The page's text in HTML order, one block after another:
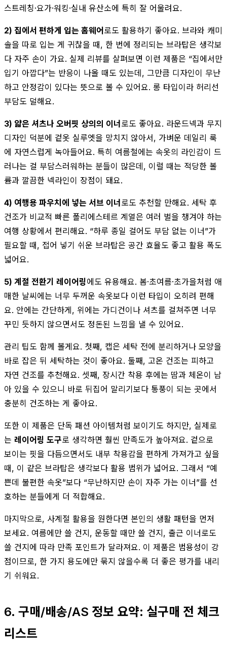
스트레칭·요가·워킹·실내 유산소에 특히 잘 어울려요.
2) 집에서 편하게 입는 홈웨어로도 활용하기 좋아요. 브라와 캐미
솔을 따로 입는 게 귀찮을 때, 한 번에 정리되는 브라탑은 생각보
다 자주 손이 가요. 실제 리뷰를 살펴보면 이런 제품은 “집에서만
입기 아깝다”는 반응이 나올 때도 있는데, 그만큼 디자인이 무난
하고 안정감이 있다는 뜻으로 볼 수 있어요. 롱 타입이라 허리선
부담도 덜해요.
3) 얇은 셔츠나 오버핏 상의의 이너로도 좋아요. 라운드넥과 무지
디자인 덕분에 겉옷 실루엣을 망치지 않아서, 가벼운 데일리 룩
에 자연스럽게 녹아들어요. 특히 여름철에는 속옷의 라인감이 드
러나는 걸 부담스러워하는 분들이 많은데, 이럴 때는 적당한 볼
륨과 깔끔한 넥라인이 장점이 돼요.
4) 여행용 파우치에 넣는 서브 이너로도 추천할 만해요. 세탁 후
건조가 비교적 빠른 폴리에스테르 계열은 여러 벌을 챙겨야 하는
여행 상황에서 편리해요. “하루 종일 걸어도 부담 없는 이너”가
필요할 때, 접어 넣기 쉬운 브라탑은 공간 효율도 좋고 활용 폭도
넓어요.
5) 계절 전환기 레이어링에도 유용해요. 봄·초여름·초가을처럼 애
매한 날씨에는 너무 두꺼운 속옷보다 이런 타입이 오히려 편해
요. 안에는 간단하게, 위에는 가디건이나 셔츠를 걸쳐주면 너무
꾸민 듯하지 않으면서도 정돈된 느낌을 낼 수 있어요.
관리 팁도 함께 볼게요. 첫째, 캡은 세탁 전에 분리하거나 모양을
바로 잡은 뒤 세탁하는 것이 좋아요. 둘째, 고온 건조는 피하고
자연 건조를 추천해요. 셋째, 장시간 착용 후에는 땀과 체온이 남
아 있을 수 있으니 바로 뒤집어 말리기보다 통풍이 되는 곳에서
충분히 건조하는 게 좋아요.
또한 이 제품은 단독 패션 아이템처럼 보이기도 하지만, 실제로
는 레이어링 도구로 생각하면 훨씬 만족도가 높아져요. 겉으로
보이는 핏을 다듬으면서도 내부 착용감을 편하게 가져가고 싶을
때, 이 같은 브라탑은 생각보다 활용 범위가 넓어요. 그래서 “예
쁜데 불편한 속옷”보다 “무난하지만 손이 자주 가는 이너”를 선
호하는 분들에게 더 적합해요.
마지막으로, 사계절 활용을 원한다면 본인의 생활 패턴을 먼저
보세요. 여름에만 쓸 건지, 운동할 때만 쓸 건지, 출근 이너로도
쓸 건지에 따라 만족 포인트가 달라져요. 이 제품은 범용성이 강
점이므로, 한 가지 용도에만 묶지 않을수록 더 좋은 평가를 내리
기 쉬워요.
6. 구매/배송/AS 정보 요약: 실구매 전 체크
리스트